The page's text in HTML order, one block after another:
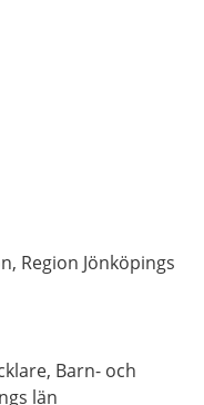
Region Jönköpings
Barn- och
län